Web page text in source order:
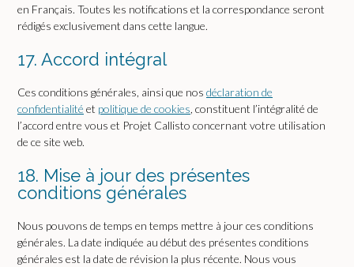
en Français. Toutes les notifications et la correspondance seront
rédigés exclusivement dans cette langue.
17. Accord intégral
Ces conditions générales, ainsi que nos déclaration de
confidentialité et politique de cookies, constituent l’intégralité de
l’accord entre vous et Projet Callisto concernant votre utilisation
de ce site web.
18. Mise à jour des présentes
conditions générales
Nous pouvons de temps en temps mettre à jour ces conditions
générales. La date indiquée au début des présentes conditions
générales est la date de révision la plus récente. Nous vous